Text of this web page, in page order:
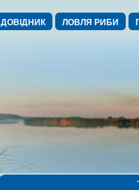
ДОВІДНИК ЛОВЛЯ РИБИ